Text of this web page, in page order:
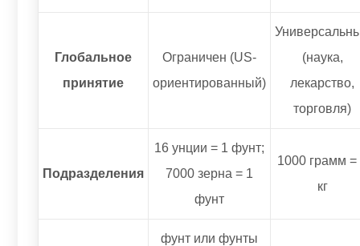
Глобальное
принятие
Ограничен (US-
ориентированный)
(наука,
лекарство,
торговля)
Подразделения
16 унции = 1 фунт;
7000 зерна = 1
фунт
1000 грамм =
кг
фунт или фунты